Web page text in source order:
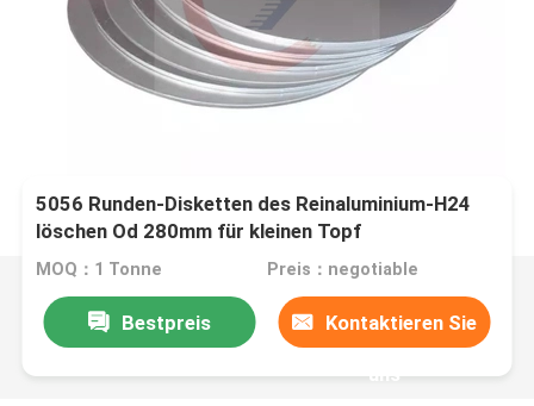
5056 Runden-Disketten des Reinaluminium-H24
löschen Od 280mm für kleinen Topf
MOQ：1 Tonne Preis：negotiable
Bestpreis Kontaktieren Sie
uns